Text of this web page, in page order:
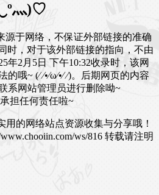
灬)♡
源于网络，不保证外部链接的准确
时，对于该外部链接的指向，不由
年2月5日 下午10:32收录时，该网
哦~ (⁄ ⁄•⁄ω⁄•⁄ ⁄)。后期网页的内容
系网站管理员进行删除呦~
担任何责任啦~
用的网络站点资源收集与分享哦！
ws/816 转载请注明